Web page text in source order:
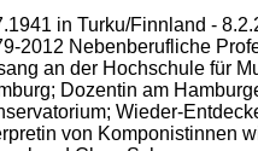
in Turku/Finnland -
2012 Nebenberufliche
an der Hochschule für
Dozentin am
Wieder-
von Komponistinnen